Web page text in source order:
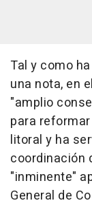
Tal y como
una nota, en
"amplio
para
litoral y ha
coordinación
"inminente"
General de